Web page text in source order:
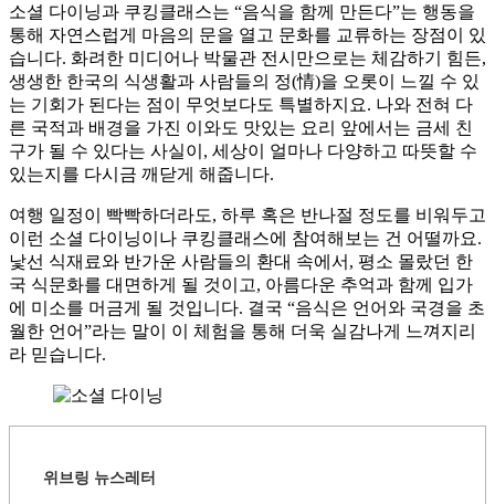
소셜 다이닝과 쿠킹클래스는 “음식을 함께 만든다”는 행동을
통해 자연스럽게 마음의 문을 열고 문화를 교류하는 장점이 있
습니다. 화려한 미디어나 박물관 전시만으로는 체감하기 힘든,
생생한 한국의 식생활과 사람들의 정(情)을 오롯이 느낄 수 있
는 기회가 된다는 점이 무엇보다도 특별하지요. 나와 전혀 다
른 국적과 배경을 가진 이와도 맛있는 요리 앞에서는 금세 친
구가 될 수 있다는 사실이, 세상이 얼마나 다양하고 따뜻할 수
있는지를 다시금 깨닫게 해줍니다.
여행 일정이 빡빡하더라도, 하루 혹은 반나절 정도를 비워두고
이런 소셜 다이닝이나 쿠킹클래스에 참여해보는 건 어떨까요.
낯선 식재료와 반가운 사람들의 환대 속에서, 평소 몰랐던 한
국 식문화를 대면하게 될 것이고, 아름다운 추억과 함께 입가
에 미소를 머금게 될 것입니다. 결국 “음식은 언어와 국경을 초
월한 언어”라는 말이 이 체험을 통해 더욱 실감나게 느껴지리
라 믿습니다.
위브링 뉴스레터